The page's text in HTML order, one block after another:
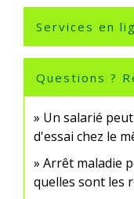
Services en
Questions ?
Un salarié
d'essai chez le
Arrêt maladie
quelles sont les